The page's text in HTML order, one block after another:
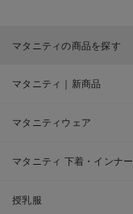
マタニティの商品を探す
マタニティ｜新商品
マタニティウェア
マタニティ 下着・インナー
授乳服